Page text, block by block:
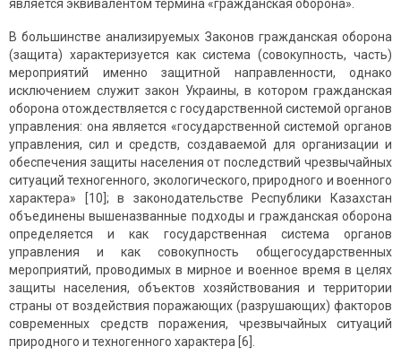
является эквивалентом термина «гражданская оборона».
В большинстве анализируемых Законов гражданская оборона
(защита) характеризуется как система (совокупность, часть)
мероприятий именно защитной направленности, однако
исключением служит закон Украины, в котором гражданская
оборона отождествляется с государственной системой органов
управления: она является «государственной системой органов
управления, сил и средств, создаваемой для организации и
обеспечения защиты населения от последствий чрезвычайных
ситуаций техногенного, экологического, природного и военного
характера» [10]; в законодательстве Республики Казахстан
объединены вышеназванные подходы и гражданская оборона
определяется и как государственная система органов
управления и как совокупность общегосударственных
мероприятий, проводимых в мирное и военное время в целях
защиты населения, объектов хозяйствования и территории
страны от воздействия поражающих (разрушающих) факторов
современных средств поражения, чрезвычайных ситуаций
природного и техногенного характера [6].